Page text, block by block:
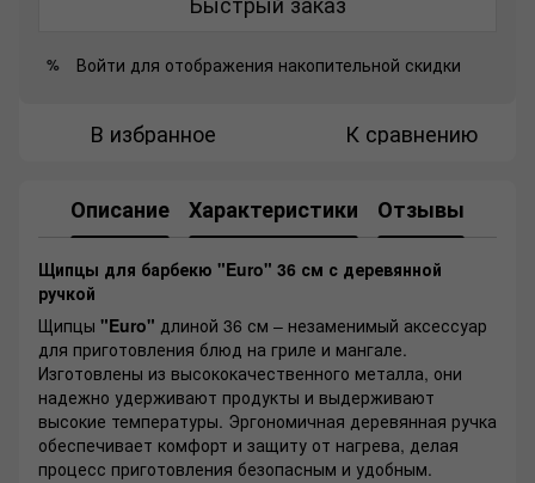
% Войти для отображения накопительной скидки
В избранное К сравнению
Описание Характеристики Отзывы
Щипцы для барбекю "Euro" 36 см с деревянной
ручкой
Щипцы "Euro" длиной 36 см – незаменимый аксессуар
для приготовления блюд на гриле и мангале.
Изготовлены из высококачественного металла, они
надежно удерживают продукты и выдерживают
высокие температуры. Эргономичная деревянная ручка
обеспечивает комфорт и защиту от нагрева, делая
процесс приготовления безопасным и удобным.